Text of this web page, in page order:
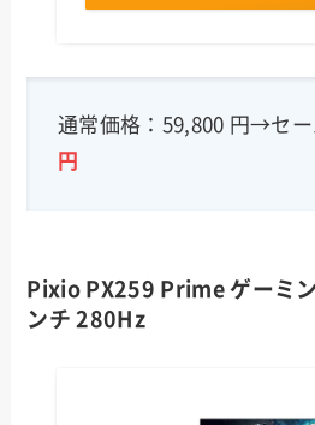
通常価格：59,800 円→セ
円
Pixio PX259 Prime ゲーミ
ンチ 280Hz